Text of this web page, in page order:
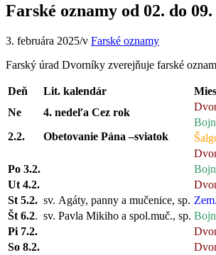
Farské oznamy od 02. do
3. februára 2025/v Farské oznamy
Farský úrad Dvorníky zverejňuje farské
Deň Lit. kalendár
Ne
2.2.
4. nedeľa Cez rok
Obetovanie Pána –sviatok
Po 3.2.
Ut 4.2.
St 5.2. sv. Agáty, panny a mučenice, sp.
Št 6.2. sv. Pavla Mikiho a spol.muč., sp.
Pi 7.2.
So 8.2.